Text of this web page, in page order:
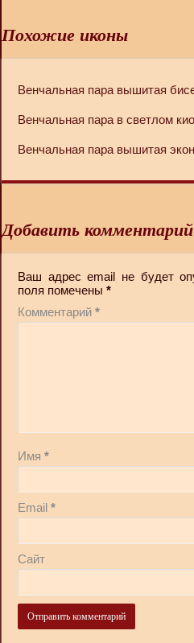
Похожие иконы
Венчальная пара вышитая
Венчальная пара в светлом
Венчальная пара вышитая
Добавить комментарий
Ваш адрес email не будет
поля помечены*
Комментарий*
Имя*
Email*
Сайт